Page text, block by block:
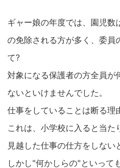
ギャー娘の年度では、園児数
の免除される方が多く、委員
て?
対象になる保護者の方全員が
ないといけませんでした。
仕事をしていることは断る理
これは、小学校に入ると当た
見越した仕事の仕方をしない
しかし"何かしらの"といって